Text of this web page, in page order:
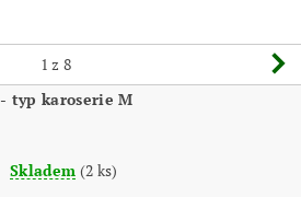
1 z 8
typ karoserie M
Skladem (2 ks)